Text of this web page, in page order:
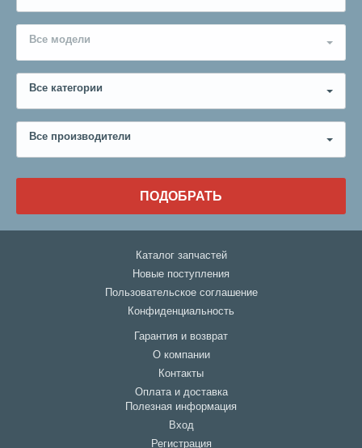
Все модели
Все категории
Все производители
ПОДОБРАТЬ
Каталог запчастей
Новые поступления
Пользовательское соглашение
Конфиденциальность
Гарантия и возврат
О компании
Контакты
Оплата и доставка
Полезная информация
Вход
Регистрация